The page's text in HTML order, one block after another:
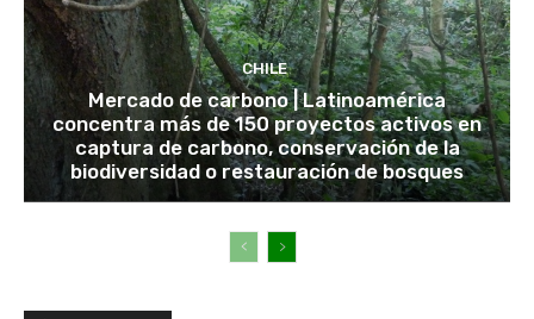
CHILE
Mercado de carbono | Latinoamérica
concentra más de 150 proyectos activos en
captura de carbono, conservación de la
biodiversidad o restauración de bosques